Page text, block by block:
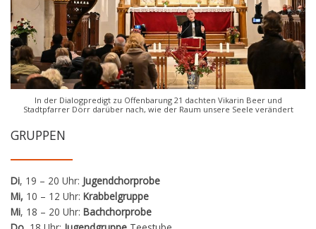
In der Dialogpredigt zu Offenbarung 21 dachten Vikarin Beer und
Stadtpfarrer Dörr darüber nach, wie der Raum unsere Seele verändert
GRUPPEN
Di, 19 – 20 Uhr: Jugendchorprobe
Mi, 10 – 12 Uhr: Krabbelgruppe
Mi, 18 – 20 Uhr: Bachchorprobe